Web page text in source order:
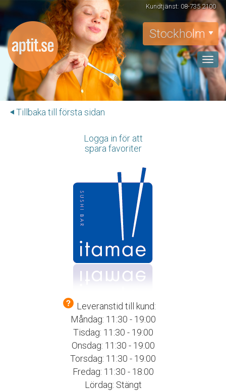
Kundtjänst: 08-735 2100
Stockholm
Toggle
Tillbaka till första sidan
Logga in för att
spara favoriter
Leveranstid till kund:
Måndag: 11:30 - 19:00
Tisdag: 11:30 - 19:00
Onsdag: 11:30 - 19:00
Torsdag: 11:30 - 19:00
Fredag: 11:30 - 18:00
Lördag: Stängt